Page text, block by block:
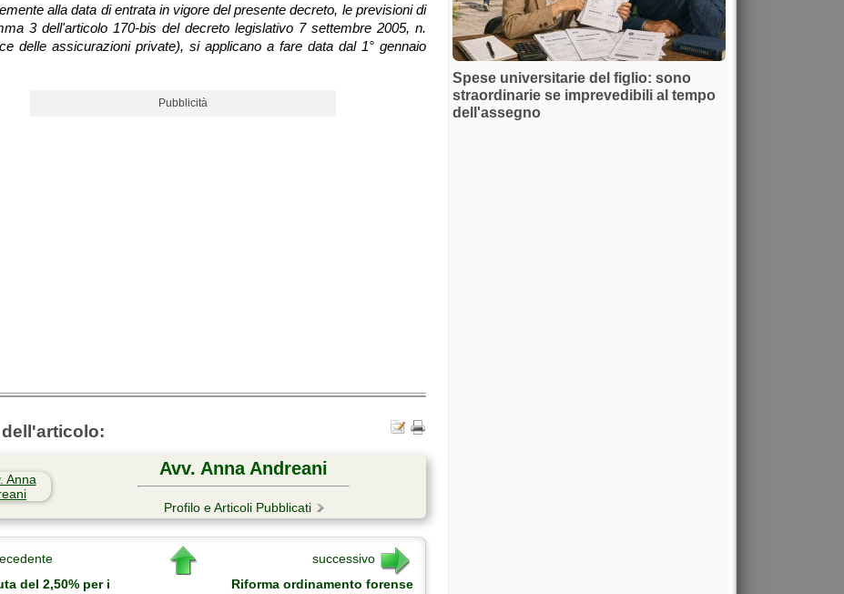
alla data di entrata in vigore del presente decreto, le previsioni di
3 dell'articolo 170-bis del decreto legislativo 7 settembre 2005, n.
delle assicurazioni private), si applicano a fare data dal 1° gennaio
Pubblicità
Avv. Anna Andreani
Profilo e Articoli Pubblicati
successivo
del 2,50% per i
Riforma ordinamento forense
Spese universitarie del figlio: sono
straordinarie se imprevedibili al tempo
dell'assegno